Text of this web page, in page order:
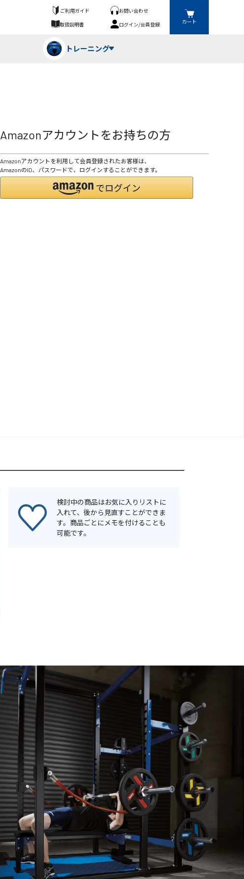
ご利用ガイド
お問い合わせ
取扱説明書
ログイン/会員登録 カート
トレーニングスーツ
ベスト
手袋
トレーニング
フィットネス機器
ミニハードル・ハードル
Amazonアカウントをお持ちの方
Amazonアカウントを利用して会員登録されたお客様は、
AmazonのID、パスワードで、ログインすることができます。
検討中の商品はお気に入りリストに
入れて、後から見直すことができま
す。商品ごとにメモを付けることも
可能です。